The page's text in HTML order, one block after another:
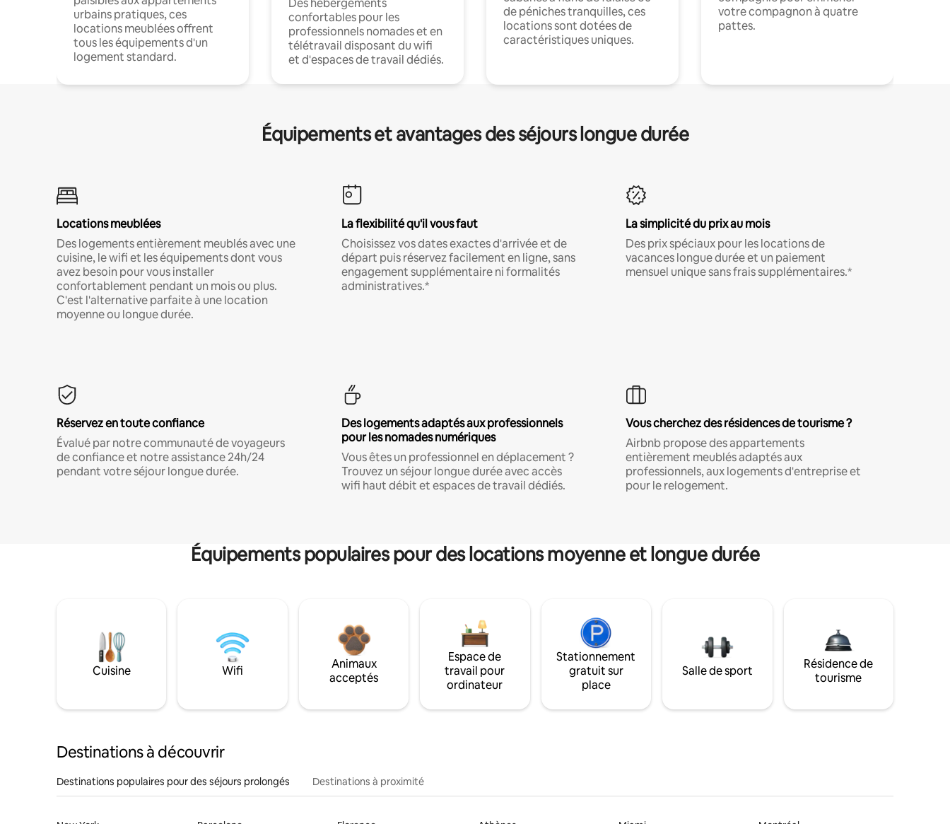
urbains pratiques, ces
locations meublées offrent
tous les équipements d'un
logement standard.
Des hébergements
confortables pour les
professionnels nomades et en
télétravail disposant du wifi
et d'espaces de travail dédiés.
de péniches tranquilles, ces
locations sont dotées de
caractéristiques uniques.
votre compagnon à quatre
pattes.
Équipements et avantages des séjours longue durée
Locations meublées
Des logements entièrement meublés avec une
cuisine, le wifi et les équipements dont vous
avez besoin pour vous installer
confortablement pendant un mois ou plus.
C'est l'alternative parfaite à une location
moyenne ou longue durée.
La flexibilité qu'il vous faut
Choisissez vos dates exactes d'arrivée et de
départ puis réservez facilement en ligne, sans
engagement supplémentaire ni formalités
administratives.*
La simplicité du prix au mois
Des prix spéciaux pour les locations de
vacances longue durée et un paiement
mensuel unique sans frais supplémentaires.*
Réservez en toute confiance
Évalué par notre communauté de voyageurs
de confiance et notre assistance 24h/24
pendant votre séjour longue durée.
Des logements adaptés aux professionnels
pour les nomades numériques
Vous êtes un professionnel en déplacement ?
Trouvez un séjour longue durée avec accès
wifi haut débit et espaces de travail dédiés.
Vous cherchez des résidences de tourisme ?
Airbnb propose des appartements
entièrement meublés adaptés aux
professionnels, aux logements d'entreprise et
pour le relogement.
Équipements populaires pour des locations moyenne et longue durée
Cuisine Wifi
Animaux
acceptés
Espace de
travail pour
ordinateur
Stationnement
gratuit sur
place
Salle de sport
Résidence de
tourisme
Destinations à découvrir
Destinations populaires pour des séjours prolongés Destinations à proximité